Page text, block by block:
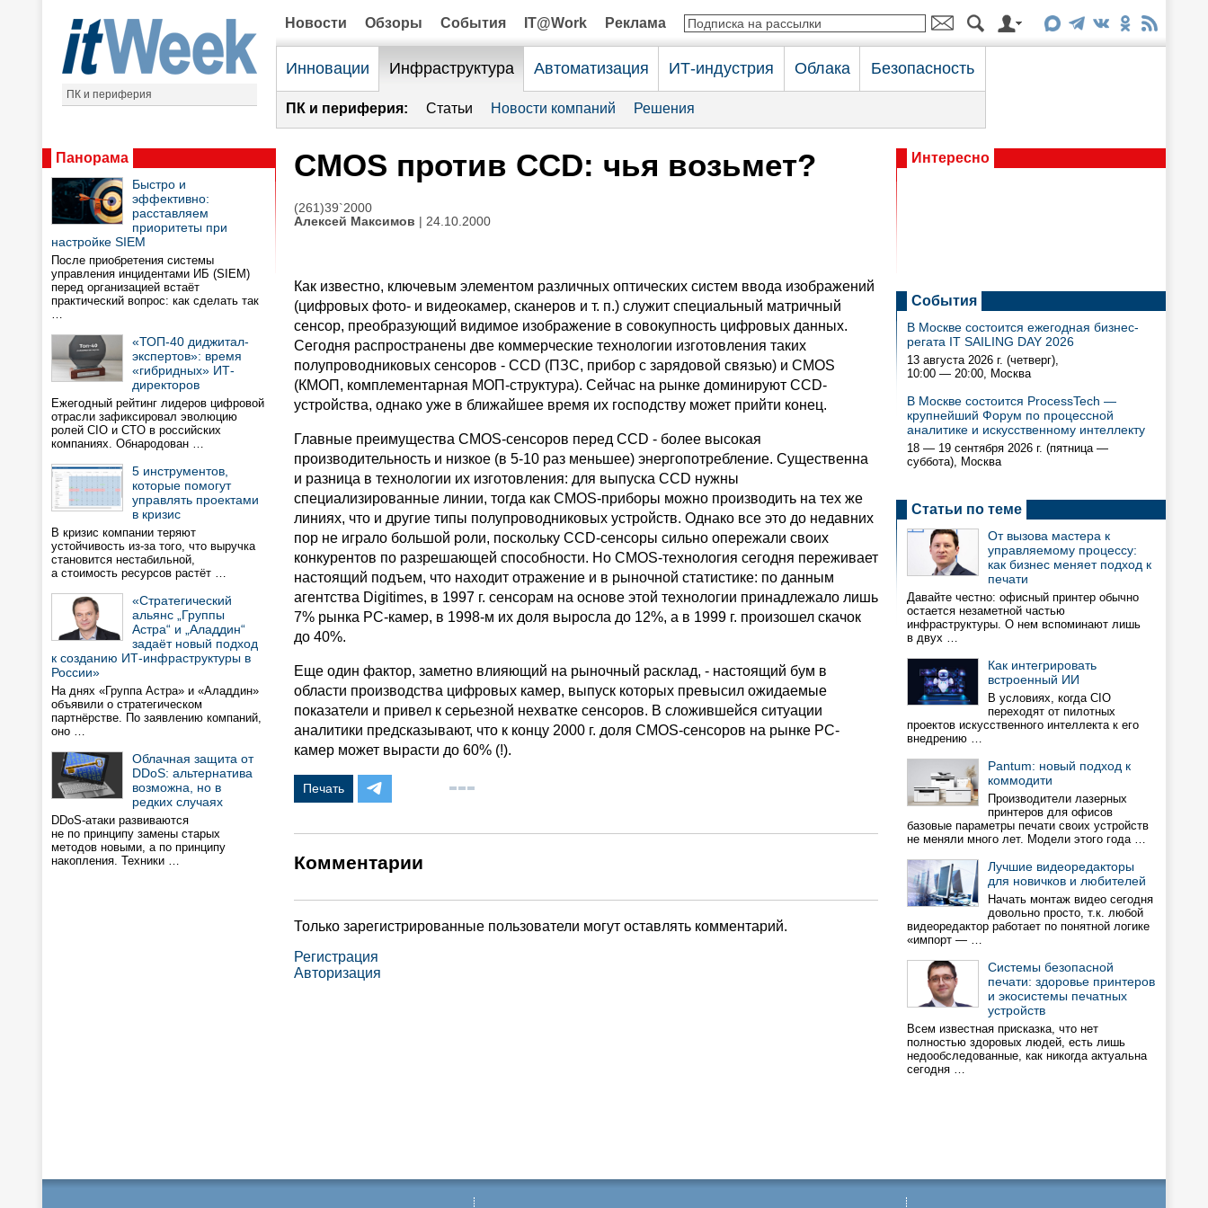
ПК и периферия
Новости Обзоры События IT@Work Реклама
Инновации Инфраструктура Автоматизация ИТ-индустрия Облака Безопасность
ПК и периферия: Статьи Новости компаний Решения
Панорама
Быстро и
эффективно:
расставляем
приоритеты при
настройке SIEM
После приобретения системы
управления инцидентами ИБ (SIEM)
перед организацией встаёт
практический вопрос: как сделать так
…
«ТОП-40 диджитал-
экспертов»: время
«гибридных» ИТ-
директоров
Ежегодный рейтинг лидеров цифровой
отрасли зафиксировал эволюцию
ролей CIO и CTO в российских
компаниях. Обнародован …
5 инструментов,
которые помогут
управлять проектами
в кризис
В кризис компании теряют
устойчивость из-за того, что выручка
становится нестабильной,
а стоимость ресурсов растёт …
«Стратегический
альянс „Группы
Астра“ и „Аладдин“
задаёт новый подход
к созданию ИТ-инфраструктуры в
России»
На днях «Группа Астра» и «Аладдин»
объявили о стратегическом
партнёрстве. По заявлению компаний,
оно …
Облачная защита от
DDoS: альтернатива
возможна, но в
редких случаях
DDoS-атаки развиваются
не по принципу замены старых
методов новыми, а по принципу
накопления. Техники …
CMOS против CCD: чья возьмет?
(261)39`2000
Алексей Максимов | 24.10.2000
Как известно, ключевым элементом различных оптических систем ввода изображений
(цифровых фото- и видеокамер, сканеров и т. п.) служит специальный матричный
сенсор, преобразующий видимое изображение в совокупность цифровых данных.
Сегодня распространены две коммерческие технологии изготовления таких
полупроводниковых сенсоров - CCD (ПЗС, прибор с зарядовой связью) и CMOS
(КМОП, комплементарная МОП-структура). Сейчас на рынке доминируют CCD-
устройства, однако уже в ближайшее время их господству может прийти конец.
Главные преимущества CMOS-сенсоров перед CCD - более высокая
производительность и низкое (в 5-10 раз меньшее) энергопотребление. Существенна
и разница в технологии их изготовления: для выпуска CCD нужны
специализированные линии, тогда как CMOS-приборы можно производить на тех же
линиях, что и другие типы полупроводниковых устройств. Однако все это до недавних
пор не играло большой роли, поскольку CCD-сенсоры сильно опережали своих
конкурентов по разрешающей способности. Но CMOS-технология сегодня переживает
настоящий подъем, что находит отражение и в рыночной статистике: по данным
агентства Digitimes, в 1997 г. сенсорам на основе этой технологии принадлежало лишь
7% рынка PC-камер, в 1998-м их доля выросла до 12%, а в 1999 г. произошел скачок
до 40%.
Еще один фактор, заметно влияющий на рыночный расклад, - настоящий бум в
области производства цифровых камер, выпуск которых превысил ожидаемые
показатели и привел к серьезной нехватке сенсоров. В сложившейся ситуации
аналитики предсказывают, что к концу 2000 г. доля CMOS-сенсоров на рынке РС-
камер может вырасти до 60% (!).
Печать
Комментарии
Только зарегистрированные пользователи могут оставлять комментарий.
Регистрация
Авторизация
Интересно
События
В Москве состоится ежегодная бизнес-
регата IT SAILING DAY 2026
13 августа 2026 г. (четверг),
10:00 — 20:00, Москва
В Москве состоится ProcessTech —
крупнейший Форум по процессной
аналитике и искусственному интеллекту
18 — 19 сентября 2026 г. (пятница —
суббота), Москва
Статьи по теме
От вызова мастера к
управляемому процессу:
как бизнес меняет подход к
печати
Давайте честно: офисный принтер обычно
остается незаметной частью
инфраструктуры. О нем вспоминают лишь
в двух …
Как интегрировать
встроенный ИИ
В условиях, когда CIO
переходят от пилотных
проектов искусственного интеллекта к его
внедрению …
Pantum: новый подход к
коммодити
Производители лазерных
принтеров для офисов
базовые параметры печати своих устройств
не меняли много лет. Модели этого года …
Лучшие видеоредакторы
для новичков и любителей
Начать монтаж видео сегодня
довольно просто, т.к. любой
видеоредактор работает по понятной логике
«импорт — …
Системы безопасной
печати: здоровье принтеров
и экосистемы печатных
устройств
Всем известная присказка, что нет
полностью здоровых людей, есть лишь
недообследованные, как никогда актуальна
сегодня …